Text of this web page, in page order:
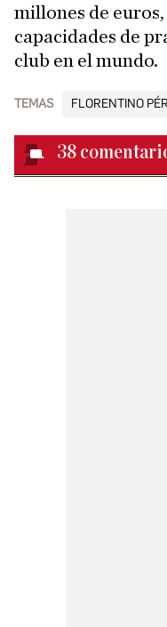
millones de
capacidades de
club en el mundo.
TEMAS FLORENTINO
38